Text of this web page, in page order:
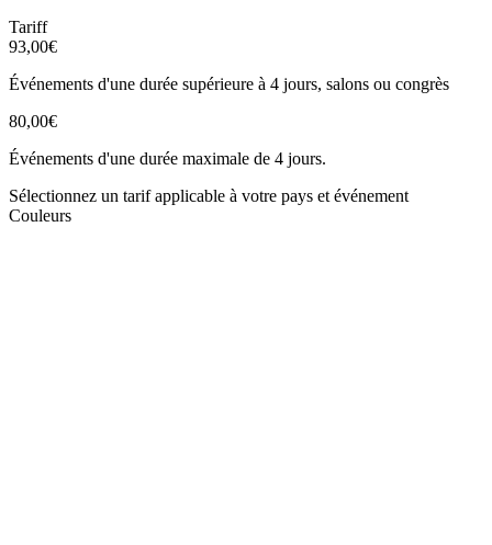
Tariff
93,00€
Événements d'une durée supérieure à 4 jours, salons ou congrès
80,00€
Événements d'une durée maximale de 4 jours.
Sélectionnez un tarif applicable à votre pays et événement
Couleurs